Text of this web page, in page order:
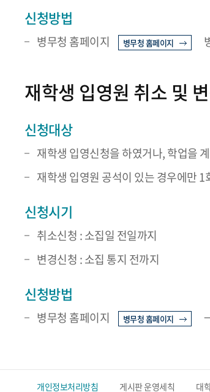
신청방법
병무청 홈페이지 병무청 홈페이지
재학생 입영원 취소 및
신청대상
재학생 입영신청을 하였거나, 학업을
재학생 입영원 공석이 있는 경우에만
신청시기
취소신청 : 소집일 전일까지
변경신청 : 소집 통지 전까지
신청방법
병무청 홈페이지 병무청 홈페이지
개인정보처리방침 게시판 운영세칙 대